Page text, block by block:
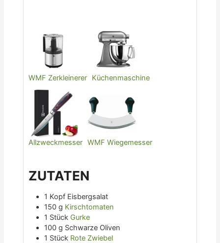
WMF Zerkleinerer Küchenmaschine
Allzweckmesser WMF Wiegemesser
ZUTATEN
1 Kopf Eisbergsalat
150 g Kirschtomaten
1 Stück Gurke
100 g Schwarze Oliven
1 Stück Rote Zwiebel